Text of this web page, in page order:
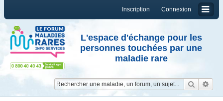
Connexion
Inscription
L'espace d'échange pour les
personnes touchées par une
maladie rare